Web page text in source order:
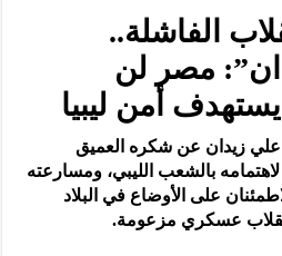
الفاشلة..
مصر لن
أمن ليبيا
علي زيدان عن شكره العميق
بالشعب الليبي، ومسارعته
على الأوضاع في البلاد
عسكري مزعومة.